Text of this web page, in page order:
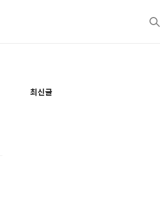
검
추
최신글